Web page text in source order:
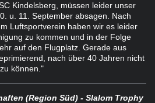
Kindelsberg, müssen leider unser
u. 11. September absagen. Nach
Luftsportverein haben wir es leider
zu kommen und in der Folge
auf den Flugplatz. Gerade aus
nach über 40 Jahren nicht
können."
(Region Süd) - Slalom Trophy